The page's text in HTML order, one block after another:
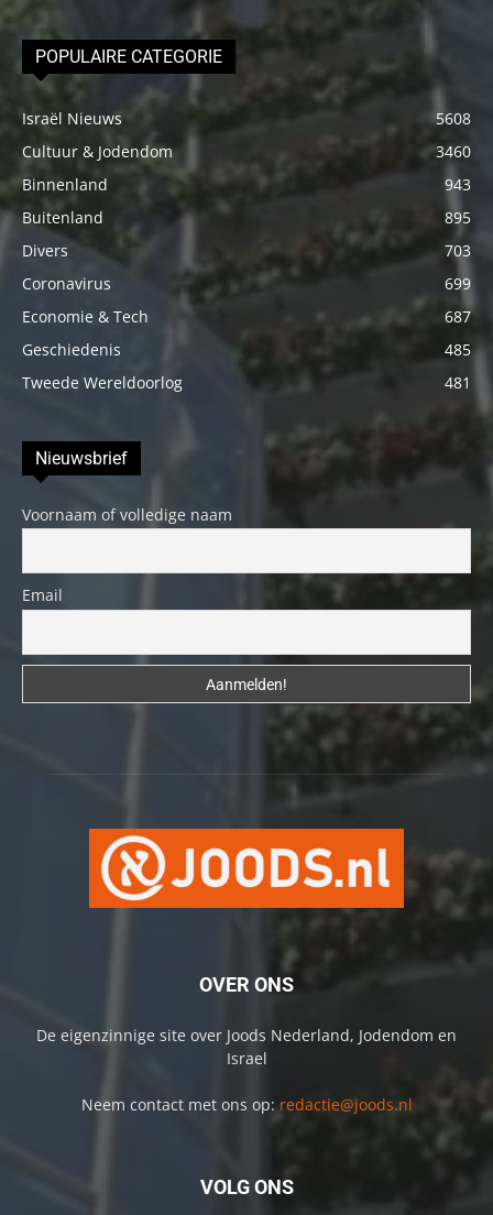
POPULAIRE CATEGORIE
Israël Nieuws
5608
Cultuur & Jodendom
3460
Binnenland
943
Buitenland
895
Divers
703
Coronavirus
699
Economie & Tech
687
Geschiedenis
485
Tweede Wereldoorlog
481
Nieuwsbrief
Voornaam of volledige naam
Email
OVER ONS
De eigenzinnige site over Joods Nederland, Jodendom en
Israel
Neem contact met ons op: redactie@joods.nl
VOLG ONS